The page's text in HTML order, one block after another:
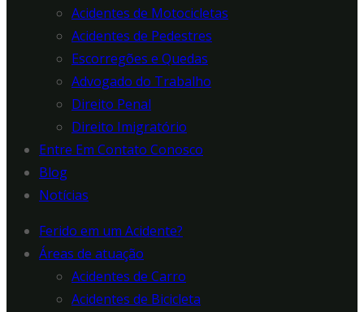
Acidentes de Motocicletas
Acidentes de Pedestres
Escorregões e Quedas
Advogado do Trabalho
Direito Penal
Direito Imigratório
Entre Em Contato Conosco
Blog
Notícias
Ferido em um Acidente?
Áreas de atuação
Acidentes de Carro
Acidentes de Bicicleta